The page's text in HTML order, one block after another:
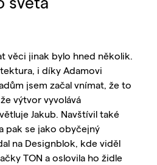
věci jinak bylo hned několik.
i díky Adamovi
jsem začal vnímat, že to
výtvor vyvolává
Jakub. Navštívil také
pak se jako obyčejný
na Designblok, kde viděl
TON a oslovila ho židle